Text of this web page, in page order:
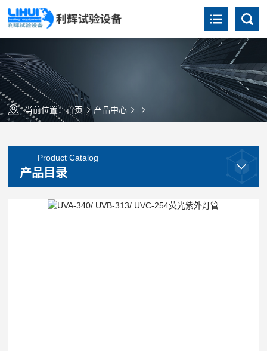
当前位置：首页 产品中心
Product Catalog
产品目录